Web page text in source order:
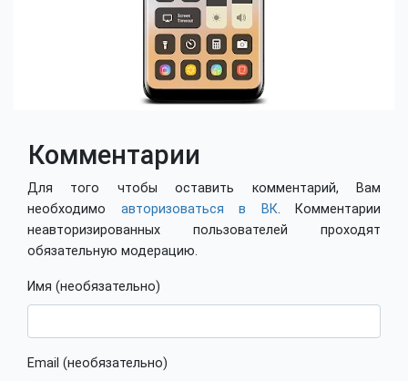
Комментарии
Для того чтобы оставить комментарий, Вам
необходимо авторизоваться в ВК. Комментарии
неавторизированных пользователей проходят
обязательную модерацию.
Имя (необязательно)
Email (необязательно)